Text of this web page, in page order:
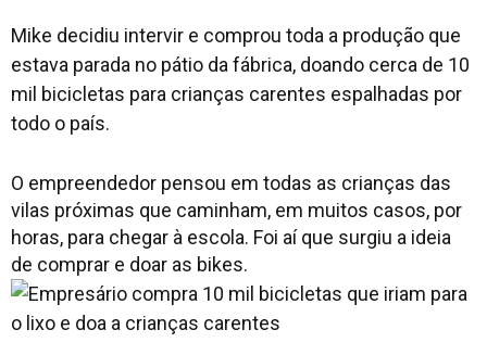
Mike decidiu intervir e comprou toda a produção que
estava parada no pátio da fábrica, doando cerca de 10
mil bicicletas para crianças carentes espalhadas por
todo o país.
O empreendedor pensou em todas as crianças das
vilas próximas que caminham, em muitos casos, por
horas, para chegar à escola. Foi aí que surgiu a ideia
de comprar e doar as bikes.